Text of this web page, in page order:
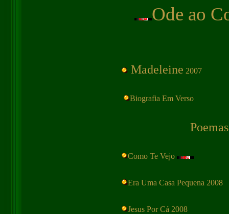
Ode ao
Madeleine 2007
Biografia Em Verso
Poemas
Como Te Vejo
Era Uma Casa Pequena 2008
Jesus Por Cá 2008